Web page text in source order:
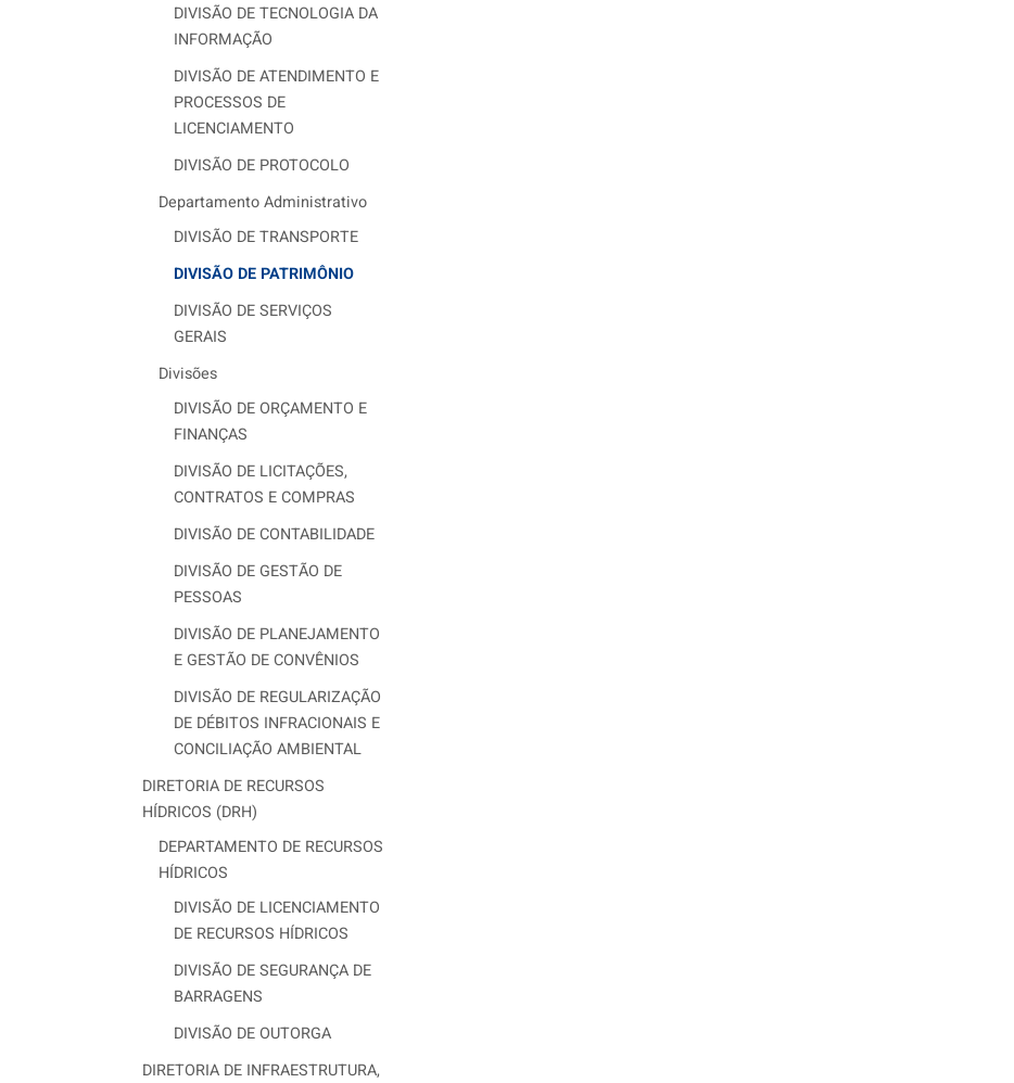
DIVISÃO DE TECNOLOGIA DA
INFORMAÇÃO
DIVISÃO DE ATENDIMENTO E
PROCESSOS DE
LICENCIAMENTO
DIVISÃO DE PROTOCOLO
Departamento Administrativo
DIVISÃO DE TRANSPORTE
DIVISÃO DE PATRIMÔNIO
DIVISÃO DE SERVIÇOS
GERAIS
Divisões
DIVISÃO DE ORÇAMENTO E
FINANÇAS
DIVISÃO DE LICITAÇÕES,
CONTRATOS E COMPRAS
DIVISÃO DE CONTABILIDADE
DIVISÃO DE GESTÃO DE
PESSOAS
DIVISÃO DE PLANEJAMENTO
E GESTÃO DE CONVÊNIOS
DIVISÃO DE REGULARIZAÇÃO
DE DÉBITOS INFRACIONAIS E
CONCILIAÇÃO AMBIENTAL
DIRETORIA DE RECURSOS
HÍDRICOS (DRH)
DEPARTAMENTO DE RECURSOS
HÍDRICOS
DIVISÃO DE LICENCIAMENTO
DE RECURSOS HÍDRICOS
DIVISÃO DE SEGURANÇA DE
BARRAGENS
DIVISÃO DE OUTORGA
DIRETORIA DE INFRAESTRUTURA,